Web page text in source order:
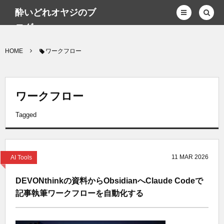
酔いどれオヤジのブ
ログwp
HOME ワークフロー
ワークフロー
Tagged
AI Tools 11 MAR 2026
DEVONthinkの資料からObsidianへClaude Codeで
記事執筆ワークフローを自動化する